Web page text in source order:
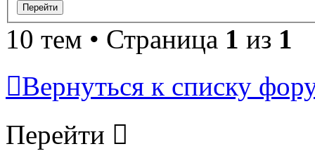
10 тем • Страница 1 из 1
Вернуться к списку
Перейти